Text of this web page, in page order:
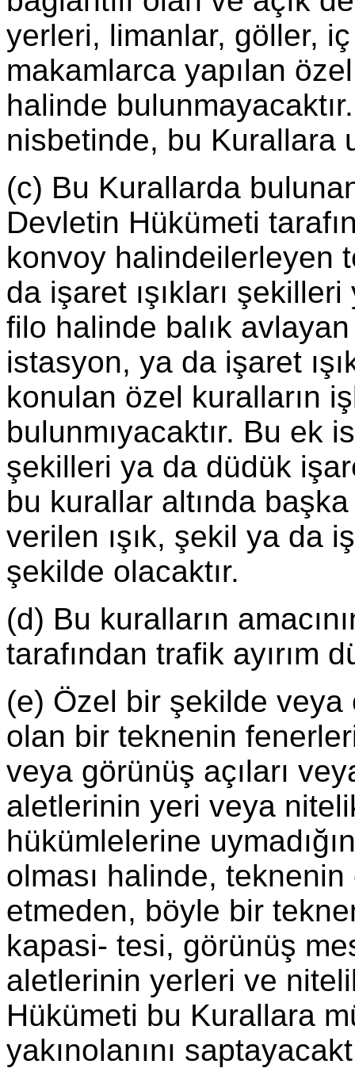
yerleri, limanlar, göller,
makamlarca yapılan
halinde
nisbetinde, bu Kurallara
(c) Bu Kurallarda
Devletin Hükümeti
konvoy halindeilerleyen
da işaret ışıkları
filo halinde balık
istasyon, ya da işaret
konulan özel kuralların
bulunmıyacaktır. Bu ek
şekilleri ya da düdük
bu kurallar altında
verilen ışık, şekil ya da
şekilde olacaktır.
(d) Bu kuralların
tarafından trafik ayırım
(e) Özel bir şekilde
olan bir teknenin
veya görünüş açıları
aletlerinin yeri veya
hükümlelerine
olması halinde,
etmeden, böyle bir
kapasi- tesi, görünüş
aletlerinin yerleri ve
Hükümeti bu Kurallara
yakınolanını